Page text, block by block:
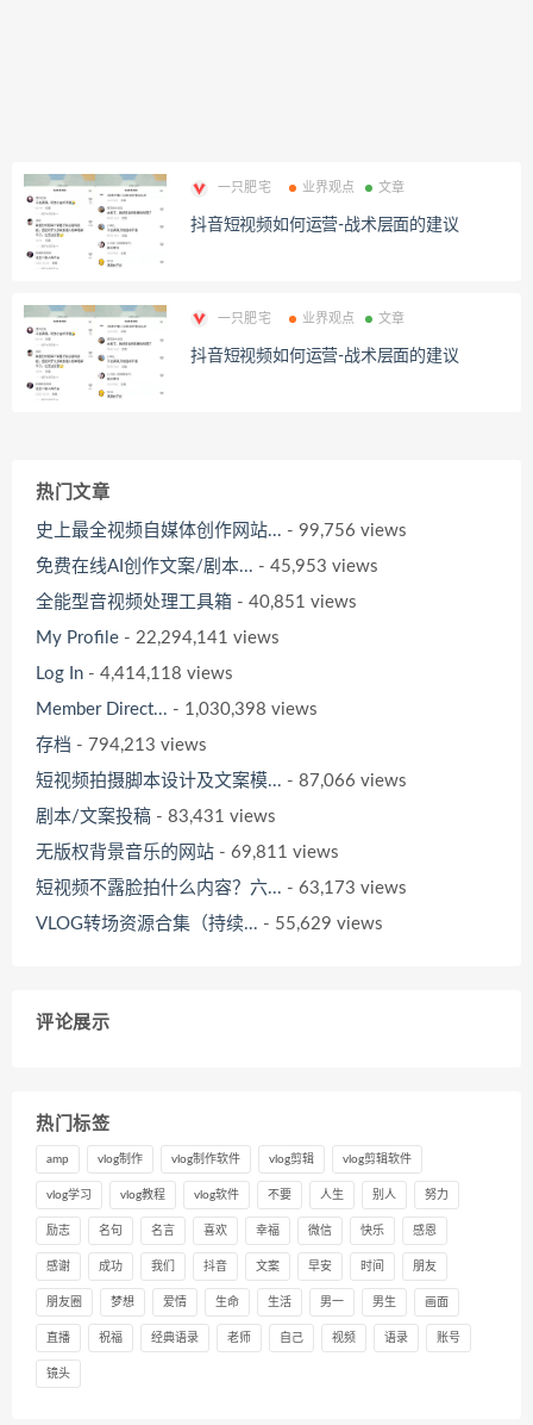
一只肥宅 业界观点 文章
抖音短视频如何运营-战术层面的建议
一只肥宅 业界观点 文章
抖音短视频如何运营-战术层面的建议
热门文章
史上最全视频自媒体创作网站... - 99,756 views
免费在线AI创作文案/剧本... - 45,953 views
全能型音视频处理工具箱 - 40,851 views
My Profile - 22,294,141 views
Log In - 4,414,118 views
Member Direct... - 1,030,398 views
存档 - 794,213 views
短视频拍摄脚本设计及文案模... - 87,066 views
剧本/文案投稿 - 83,431 views
无版权背景音乐的网站 - 69,811 views
短视频不露脸拍什么内容？六... - 63,173 views
VLOG转场资源合集（持续... - 55,629 views
评论展示
热门标签
amp vlog制作 vlog制作软件 vlog剪辑 vlog剪辑软件
vlog学习 vlog教程 vlog软件 不要 人生 别人 努力
励志 名句 名言 喜欢 幸福 微信 快乐 感恩
感谢 成功 我们 抖音 文案 早安 时间 朋友
朋友圈 梦想 爱情 生命 生活 男一 男生 画面
直播 祝福 经典语录 老师 自己 视频 语录 账号
镜头